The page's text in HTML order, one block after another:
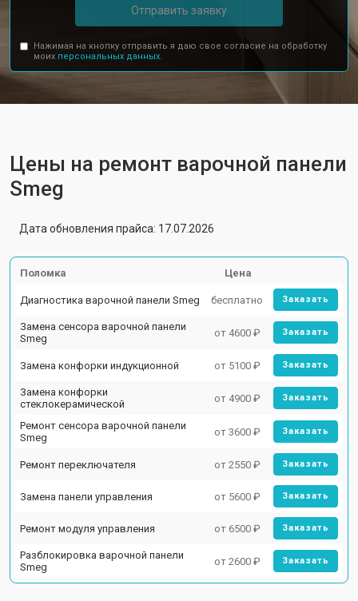
Отправить заявку
Нажимая на кнопку отправить я даю свое согласие на обработку
моих персональных данных.
Цены на ремонт варочной панели
Smeg
Дата обновления прайса: 17.07.2026
Поломка Цена
Диагностика варочной панели Smeg бесплатно Заказать
Замена сенсора варочной панели
Smeg
от 4600 ₽ Заказать
Замена конфорки индукционной от 5100 ₽ Заказать
Замена конфорки
стеклокерамической
от 4900 ₽ Заказать
Ремонт сенсора варочной панели
Smeg
от 3600 ₽ Заказать
Ремонт переключателя от 2550 ₽ Заказать
Замена панели управления от 5600 ₽ Заказать
Ремонт модуля управления от 6500 ₽ Заказать
Разблокировка варочной панели
Smeg
от 2600 ₽ Заказать